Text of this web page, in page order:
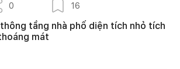
0 16
tầng nhà phố diện tích nhỏ tích
mát